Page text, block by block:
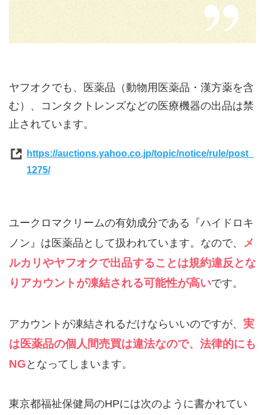
ヤフオクでも、医薬品（動物用医薬品・漢方薬を含
む）、コンタクトレンズなどの医療機器の出品は禁
止されています。
https://auctions.yahoo.co.jp/topic/notice/rule/post_
1275/
ユークロマクリームの有効成分である『ハイドロキ
ノン』は医薬品として扱われています。なので、
メ
ルカリやヤフオクで出品することは規約違反とな
りアカウントが凍結される可能性が高いです。
アカウントが凍結されるだけならいいのですが、 実
は医薬品の個人間売買は違法なので、法律的にも
NG となってしまいます。
東京都福祉保健局のHPには次のように書かれてい